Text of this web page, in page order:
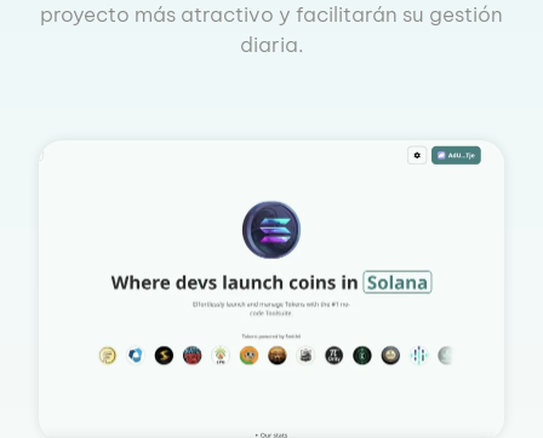
proyecto más atractivo y facilitarán su gestión
diaria.